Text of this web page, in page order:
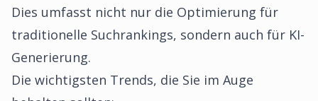
Dies umfasst nicht nur die Optimierung für
traditionelle Suchrankings, sondern auch für KI-
Generierung.
Die wichtigsten Trends, die Sie im Auge